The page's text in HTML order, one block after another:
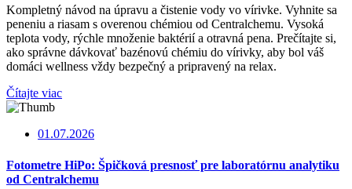
Kompletný návod na úpravu a čistenie vody vo vírivke. Vyhnite sa
peneniu a riasam s overenou chémiou od Centralchemu. Vysoká
teplota vody, rýchle množenie baktérií a otravná pena. Prečítajte si,
ako správne dávkovať bazénovú chémiu do vírivky, aby bol váš
domáci wellness vždy bezpečný a pripravený na relax.
Čítajte viac
01.07.2026
Fotometre HiPo: Špičková presnosť pre laboratórnu analytiku
od Centralchemu